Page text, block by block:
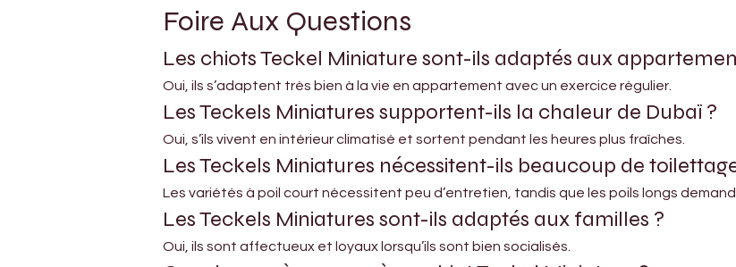
Foire Aux Questions
Les chiots Teckel Miniature sont-ils adaptés aux
Oui, ils s’adaptent très bien à la vie en appartement avec un exercice régulier.
Les Teckels Miniatures supportent-ils la chaleur de Dubaï ?
Oui, s’ils vivent en intérieur climatisé et sortent pendant les heures plus fraîches.
Les Teckels Miniatures nécessitent-ils beaucoup de
Les variétés à poil court nécessitent peu d’entretien, tandis que les poils longs
Les Teckels Miniatures sont-ils adaptés aux familles ?
Oui, ils sont affectueux et loyaux lorsqu’ils sont bien socialisés.